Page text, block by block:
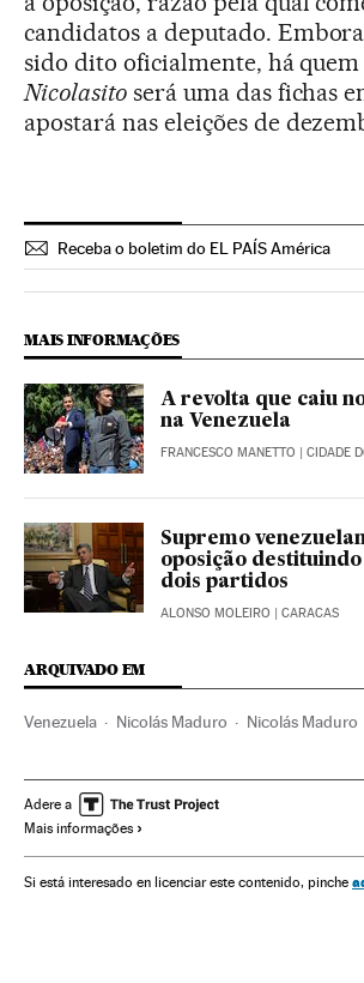
candidatos a deputado.
sido dito oficialmente, há
Nicolasitoserá uma das fichas
apostará nas eleições de
Receba o boletim do EL PAÍS América
MAIS INFORMAÇÕES
A revolta que caiu
na Venezuela
FRANCESCO MANETTO | CIDADE
Supremo
oposição
dois partidos
ALONSO MOLEIRO | CARACAS
ARQUIVADO EM
Venezuela Nicolás Maduro Nicolás Maduro
Kim Jong-Un Instagram
Adere a
Mais informações
Si está interesado en licenciar este contenido, pinche